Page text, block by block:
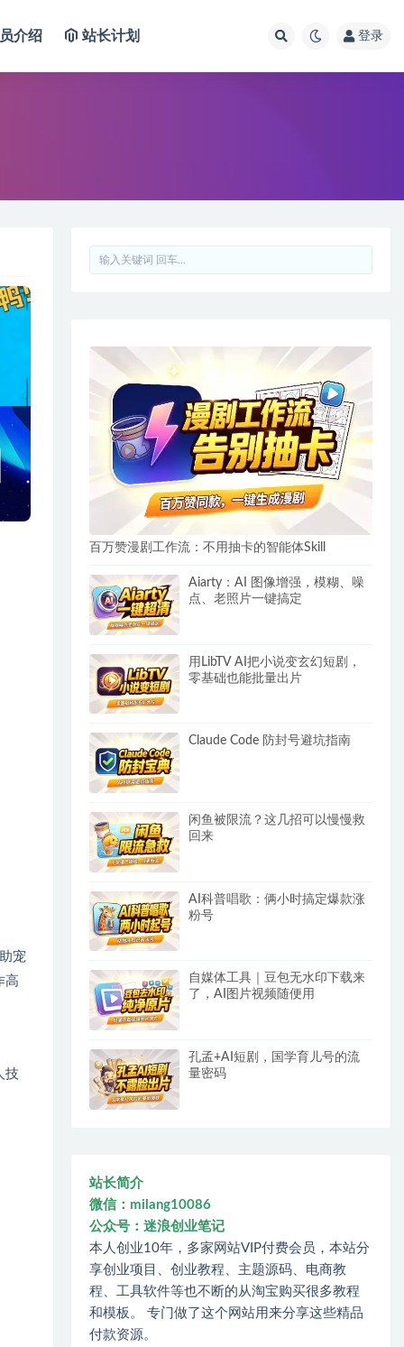
介绍 站长计划 登录
宠
高
技
百万赞漫剧工作流：不用抽卡的智能体Skill
Aiarty：AI 图像增强，模糊、噪
点、老照片一键搞定
用LibTV AI把小说变玄幻短剧，
零基础也能批量出片
Claude Code 防封号避坑指南
闲鱼被限流？这几招可以慢慢救
回来
AI科普唱歌：俩小时搞定爆款涨
粉号
自媒体工具｜豆包无水印下载来
了，AI图片视频随便用
孔孟+AI短剧，国学育儿号的流
量密码
站长简介
微信：milang10086
公众号：迷浪创业笔记
本人创业10年，多家网站VIP付费会员，本站分
享创业项目、创业教程、主题源码、电商教
程、工具软件等也不断的从淘宝购买很多教程
和模板。 专门做了这个网站用来分享这些精品
付款资源。